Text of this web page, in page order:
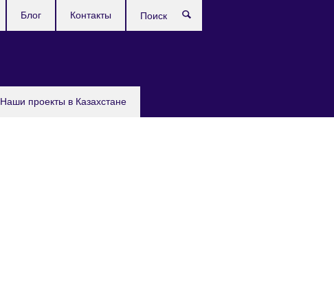
Наши проекты в Казахстане
Блог Контакты